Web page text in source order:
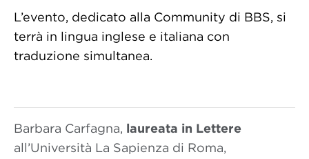
L’evento, dedicato alla Community di BBS, si
terrà in lingua inglese e italiana con
traduzione simultanea.
Barbara Carfagna, laureata in Lettere
all’Università La Sapienza di Roma,